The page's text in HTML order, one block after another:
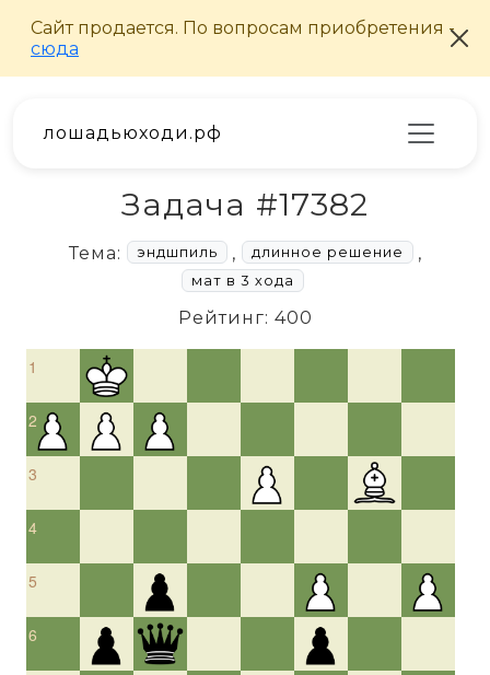
лошадьюходи.рф
Задача #17382
Тема: эндшпиль , длинное решение ,
мат в 3 хода
Рейтинг: 400
1
2
3
4
5
6